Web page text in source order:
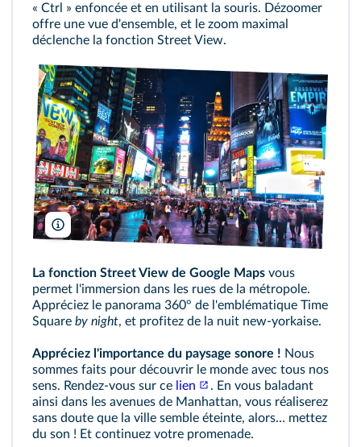
« Ctrl » enfoncée et en utilisant la souris. Dézoomer
offre une vue d'ensemble, et le zoom maximal
déclenche la fonction Street View.
PSL Images/Alamy
La fonction Street View de Google Maps vous
permet l'immersion dans les rues de la métropole.
Appréciez le panorama 360° de l'emblématique Time
Square by night, et profitez de la nuit new‑yorkaise.
Appréciez l'importance du paysage sonore ! Nous
sommes faits pour découvrir le monde avec tous nos
sens. Rendez‑vous sur ce lien
. En vous baladant
ainsi dans les avenues de Manhattan, vous réaliserez
sans doute que la ville semble éteinte, alors… mettez
du son ! Et continuez votre promenade.